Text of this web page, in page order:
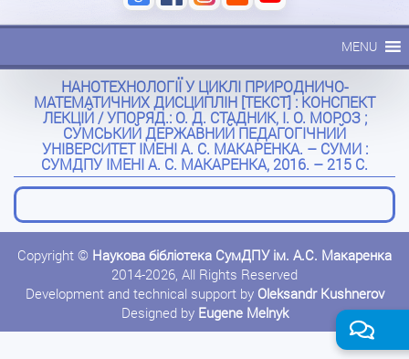
MENU
НАНОТЕХНОЛОГІЇ У ЦИКЛІ ПРИРОДНИЧО-
МАТЕМАТИЧНИХ ДИСЦИПЛІН [ТЕКСТ] : КОНСПЕКТ
ЛЕКЦІЙ / УПОРЯД.: О. Д. СТАДНИК, І. О. МОРОЗ ;
СУМСЬКИЙ ДЕРЖАВНИЙ ПЕДАГОГІЧНИЙ
УНІВЕРСИТЕТ ІМЕНІ А. С. МАКАРЕНКА. – СУМИ :
СУМДПУ ІМЕНІ А. С. МАКАРЕНКА, 2016. – 215 С.
Copyright © Наукова бібліотека СумДПУ ім. А.С. Макаренка
2014-2026, All Rights Reserved
Development and technical support by Oleksandr Kushnerov
Designed by Eugene Melnyk